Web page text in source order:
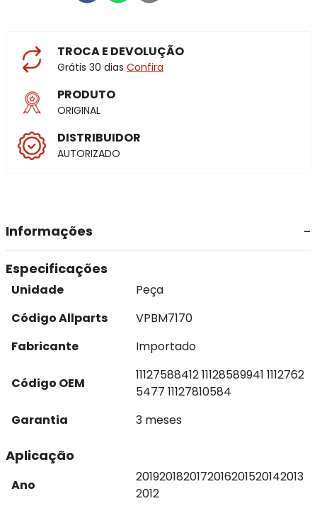
TROCA E DEVOLUÇÃO
Grátis 30 dias Confira
PRODUTO
ORIGINAL
DISTRIBUIDOR
AUTORIZADO
Informações
Especificações
Unidade
Peça
Código Allparts
VPBM7170
Fabricante
Importado
Código OEM
11127588412 11128589941 1112762
5477 11127810584
Garantia
3 meses
Aplicação
Ano
2019201820172016201520142013
2012